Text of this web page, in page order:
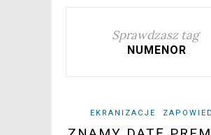
Sprawdzasz tag
NUMENOR
EKRANIZACJE